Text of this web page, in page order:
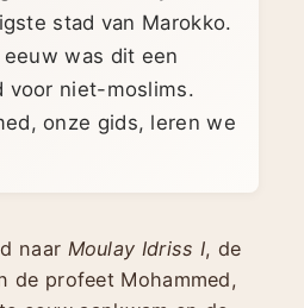
stad van Marokko.
was dit een
voor niet-moslims.
onze gids, leren we
naar Moulay Idriss I, de
de profeet Mohammed,